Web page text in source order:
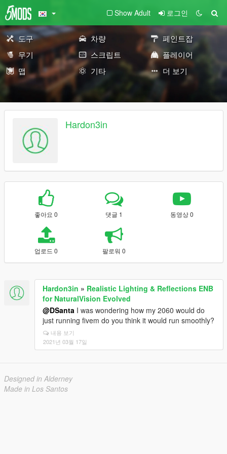
Show Adult 로그인
도구 차량
페인트잡
무기
스크립트
플레이어
맵
기타 더 보기
Hardon3in
좋아요 0 댓글 1 동영상 0
업로드 0 팔로워 0
Hardon3in » Realistic Lighting & Reflections ENB
for NaturalVision Evolved
@DSanta I was wondering how my 2060 would do
just running fivem do you think it would run smoothly?
내용 보기
2021년 03월 17일
Designed in Alderney
Made in Los Santos